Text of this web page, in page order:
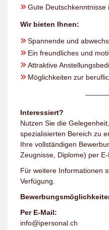
Gute Deutschkenntnisse
Wir bieten Ihnen:
Spannende und
Ein freundliches und
Attraktive
Möglichkeiten zur
Interessiert?
Nutzen Sie die
spezialisierten Bereich zu
Ihre vollständigen
Zeugnisse, Diplome) per
Für weitere Informationen
Verfügung.
Per E-Mail:
info@ipersonal.ch